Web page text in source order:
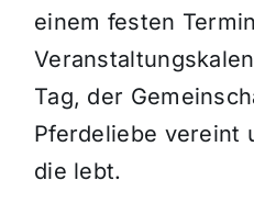
einem festen
Tag, der
Pferdeliebe vereint
die lebt.